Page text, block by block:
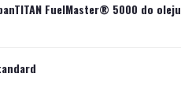
FuelMaster® 5000 do oleju